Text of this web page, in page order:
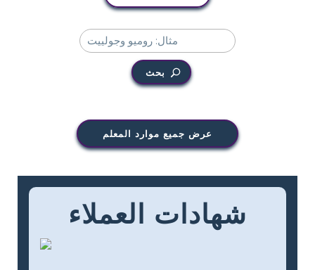
بحث
عرض جميع موارد المعلم
شهادات العملاء